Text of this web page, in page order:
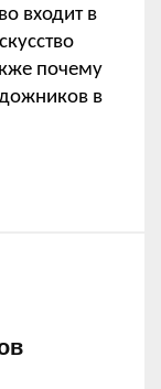
входит в
почему
в